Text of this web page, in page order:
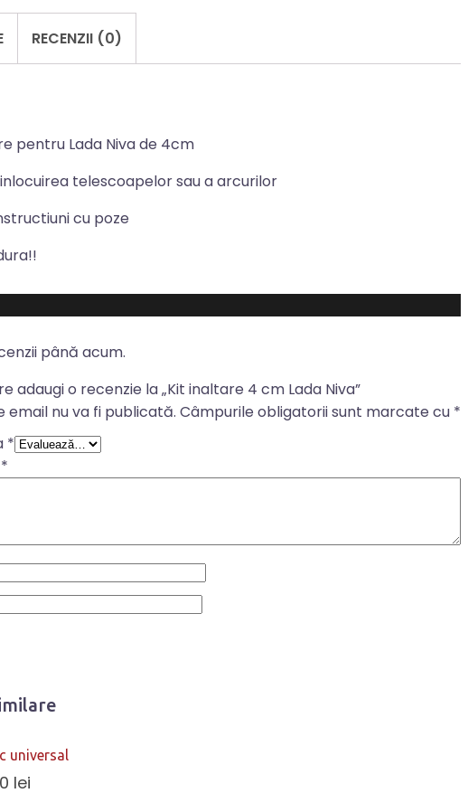
RECENZII (0)
pentru Lada Niva de 4cm
telescoapelor sau a arcurilor
cu poze
până acum.
adaugi o recenzie la „Kit inaltare 4 cm Lada Niva”
email nu va fi publicată. Câmpurile obligatorii sunt marcate cu *
*
*
universal
lei